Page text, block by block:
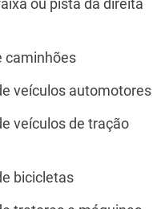
ou pista da direita
caminhões
veículos automotores
veículos de tração
bicicletas